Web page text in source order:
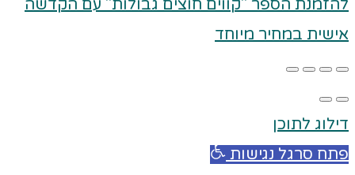
להזמנת הספר "קווים חוצים גבולות" עם הקדשה
אישית במחיר מיוחד
דילוג לתוכן
פתח סרגל נגישות